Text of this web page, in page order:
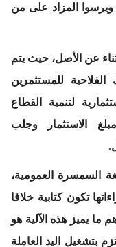
المزاد على من
عن الأصل، حيث يتم
للمستثمرين
لتنمية القطاع
الاستثمار وجلب
السمسرة العمومية،
تكون كتابية خلافا
يميز هذه الآلية هو
بتشغيل اليد العاملة